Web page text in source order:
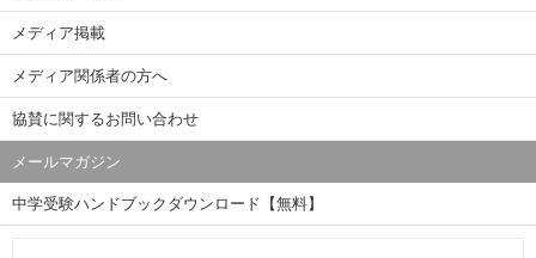
メディア掲載
メディア関係者の方へ
協賛に関するお問い合わせ
メールマガジン
中学受験ハンドブックダウンロード【無料】